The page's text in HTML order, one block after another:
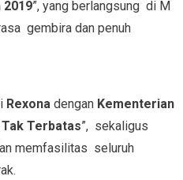
”, yang berlangsung di M
gembira dan penuh
Rexona dengan Kementerian
Terbatas”, sekaligus
memfasilitas seluruh